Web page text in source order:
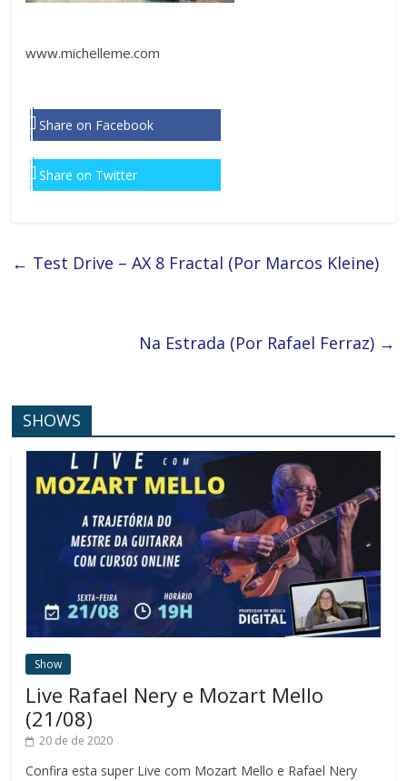
www.michelleme.com
Share on Facebook
Share on Twitter
← Test Drive – AX 8 Fractal (Por Marcos Kleine)
Na Estrada (Por Rafael Ferraz) →
SHOWS
Show
Live Rafael Nery e Mozart Mello
(21/08)
20 de de 2020
Confira esta super Live com Mozart Mello e Rafael Nery